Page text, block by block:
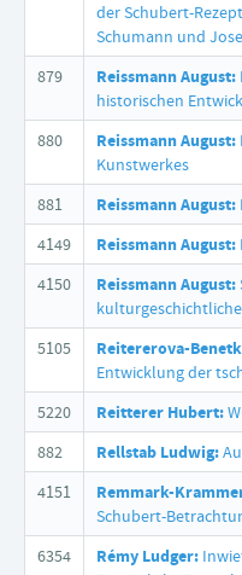
der Schubert-
Schumann und
879
Reissmann August:
historischen
880
Reissmann August:
Kunstwerkes
881
Reissmann August:
4149
Reissmann August:
4150
Reissmann August:
5105
Reitererova-
Entwicklung der
5220
Reitterer Hubert:
882
Rellstab Ludwig:
4151
Remmark-
Schubert-
6354
Rémy Ludger: